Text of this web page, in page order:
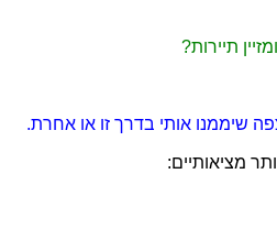
תיירות?
שיממנו אותי בדרך זו או אחרת.
מציאותיים: